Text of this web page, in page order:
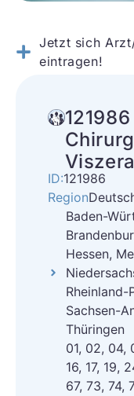
Jetzt sich
eintragen!
ID:121986
Region
Baden-
Hessen,
Rheinland-
Sachsen-
Thüringen
01, 02, 04,
16, 17, 19,
67, 73, 74,